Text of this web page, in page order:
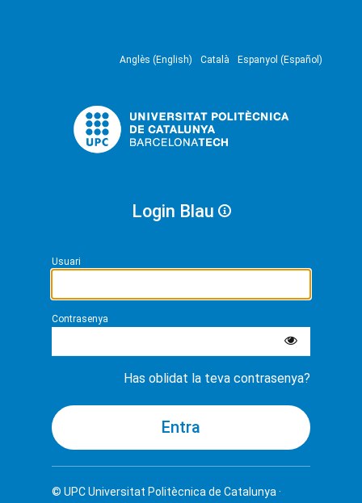
Anglès (English) Català Espanyol (Español)
Login Blau
Usuari
Contrasenya
Has oblidat la teva contrasenya?
© UPCUniversitat Politècnica de Catalunya ·